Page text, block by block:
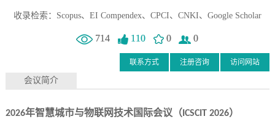
收录检索：Scopus、EI Compendex、CPCI、CNKI、Google Scholar
714 110 0 0
访问网站
注册咨询
联系方式
会议简介
2026年智慧城市与物联网技术国际会议 （ ICSCIT 2026）